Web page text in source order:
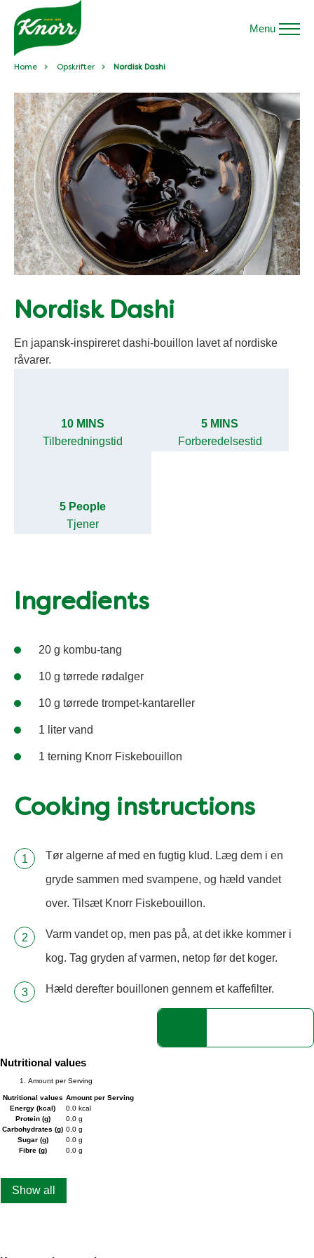
Menu
Home Opskrifter Nordisk Dashi
Nordisk Dashi
En japansk-inspireret dashi-bouillon lavet af nordiske
råvarer.
10 MINS
Tilberedningstid
5 MINS
Forberedelsestid
5 People
Tjener
Ingredients
20 g kombu-tang
10 g tørrede rødalger
10 g tørrede trompet-kantareller
1 liter vand
1 terning Knorr Fiskebouillon
Cooking instructions
Tør algerne af med en fugtig klud. Læg dem i en
gryde sammen med svampene, og hæld vandet
over. Tilsæt Knorr Fiskebouillon.
Varm vandet op, men pas på, at det ikke kommer i
kog. Tag gryden af varmen, netop før det koger.
Hæld derefter bouillonen gennem et kaffefilter.
Nutritional values
Amount per Serving
Nutritional values Amount per Serving
Energy (kcal)
0.0 kcal
Protein (g)
0.0 g
Carbohydrates (g) 0.0 g
Sugar (g)
0.0 g
Fibre (g)
0.0 g
Show all